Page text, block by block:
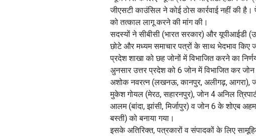
जीएसटी काउंसिल ने कोई ठोस कार्रवाई नहीं की
को तत्काल लागू करने की मांग की।
सदस्यों ने सीबीसी (भारत सरकार) और यूपीआईडी
छोटे और मध्यम समाचार पत्रों के साथ भेदभाव
प्रदेश शाखा को छह जोनों में विभाजित करने का
अुनसार उत्तर प्रदेश को 6 जोन में विभाजित कर
अशोक नवरत्न (लखनऊ, कानपुर, अलीगढ़, आगरा),
मुकेश गोयल (मेरठ, सहारनपुर), जोन 4 अनिल
आलम (बांदा, झांसी, मिर्जापुर) व जोन 6 के शोएब
बस्ती) को बनाया गया।
इसके अतिरिक्त, पत्रकारों व संपादकों के लिए